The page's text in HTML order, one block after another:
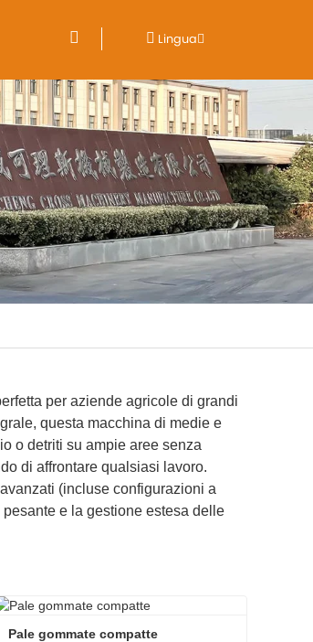
Lingua
per aziende agricole di grandi
questa macchina di medie e
o detriti su ampie aree senza
di affrontare qualsiasi lavoro.
(incluse configurazioni a
e la gestione estesa delle
Pale gommate compatte